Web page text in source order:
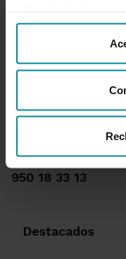
“Detalles”. También
como cambiar el
desde nuestra
Te ayudamos
Quejas y
Oficinas y cajeros
Desbloqueo
950 18 33 13
Destacados